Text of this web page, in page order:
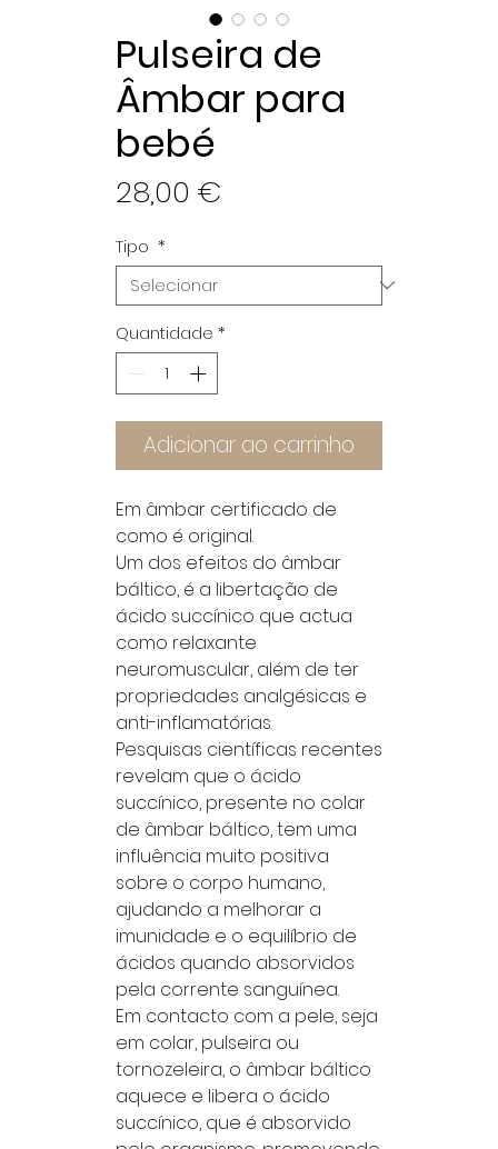
Pulseira de
Âmbar para
bebé
28,00 €
Tipo *
Quantidade *
Adicionar ao carrinho
Em âmbar certificado de
como é original.
Um dos efeitos do âmbar
báltico, é a libertação de
ácido succínico que actua
como relaxante
neuromuscular, além de ter
propriedades analgésicas e
anti-inflamatórias.
Pesquisas científicas recentes
revelam que o ácido
succínico, presente no colar
de âmbar báltico, tem uma
influência muito positiva
sobre o corpo humano,
ajudando a melhorar a
imunidade e o equilíbrio de
ácidos quando absorvidos
pela corrente sanguínea.
Em contacto com a pele, seja
em colar, pulseira ou
tornozeleira, o âmbar báltico
aquece e libera o ácido
succínico, que é absorvido